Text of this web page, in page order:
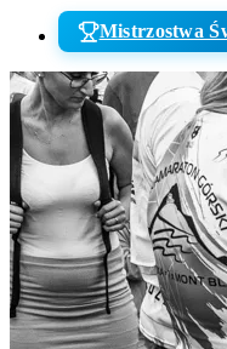
Mistrzostwa